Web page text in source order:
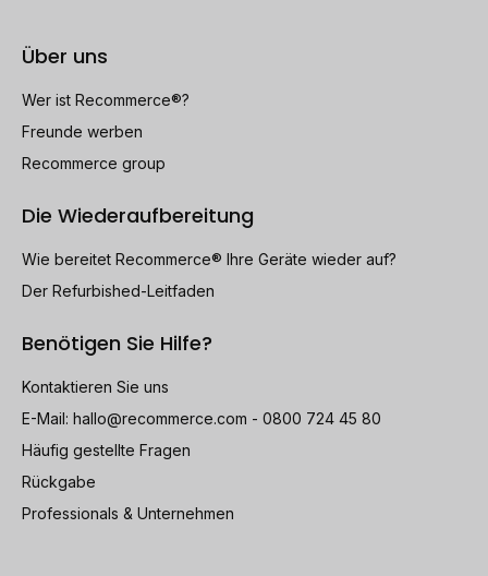
Über uns
Wer ist Recommerce®?
Freunde werben
Recommerce group
Die Wiederaufbereitung
Wie bereitet Recommerce® Ihre Geräte wieder auf?
Der Refurbished-Leitfaden
Benötigen Sie Hilfe?
Kontaktieren Sie uns
E-Mail: hallo@recommerce.com - 0800 724 45 80
Häufig gestellte Fragen
Rückgabe
Professionals & Unternehmen